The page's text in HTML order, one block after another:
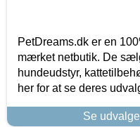
PetDreams.dk er en
mærket netbutik. De
hundeudstyr,
her for at se deres
Se